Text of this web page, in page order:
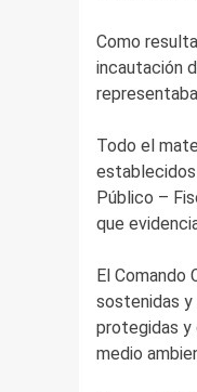
Como
incautación
Todo el
Público –
que
El Comando
sostenidas y
protegidas y
medio